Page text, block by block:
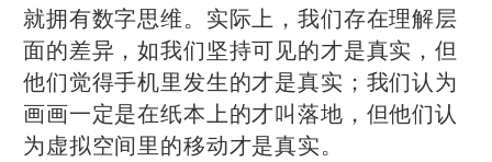
就拥有数字思维。实际上，我们存在理解层
面的差异，如我们坚持可见的才是真实，但
他们觉得手机里发生的才是真实；我们认为
画画一定是在纸本上的才叫落地，但他们认
为虚拟空间里的移动才是真实。